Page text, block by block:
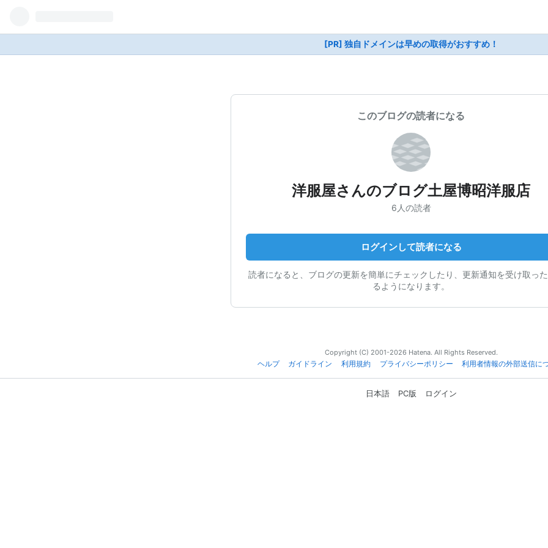
[PR] 独自ドメインは早めの取得がおすすめ！
このブログの読者になる
洋服屋さんのブログ土屋博昭洋服店
6人の読者
ログインして読者になる
読者になると、ブログの更新を簡単にチェックしたり、更新通知を受け取っ
るようになります。
Copyright (C) 2001-2026 Hatena. All Rights Reserved.
ヘルプ
ガイドライン 利用規約 プライバシーポリシー 利用者情報の外部送信に
日本語 PC版 ログイン